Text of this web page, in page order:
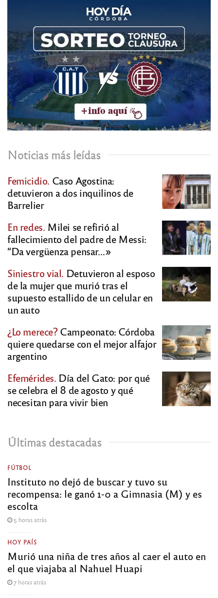
Noticias más leídas
Femicidio. Caso Agostina:
detuvieron a dos inquilinos de
Barrelier
En redes. Milei se refirió al
fallecimiento del padre de Messi:
“Da vergüenza pensar…»
Siniestro vial. Detuvieron al esposo
de la mujer que murió tras el
supuesto estallido de un celular en
un auto
¿Lo merece?Campeonato: Córdoba
quiere quedarse con el mejor alfajor
argentino
Efemérides. Día del Gato: por qué
se celebra el 8 de agosto y qué
necesitan para vivir bien
Últimas destacadas
FÚTBOL
Instituto no dejó de buscar y tuvo su
recompensa: le ganó 1-0 a Gimnasia (M) y es
escolta
5 horas atrás
HOY PAÍS
Murió una niña de tres años al caer el auto en
el que viajaba al Nahuel Huapi
7 horas atrás